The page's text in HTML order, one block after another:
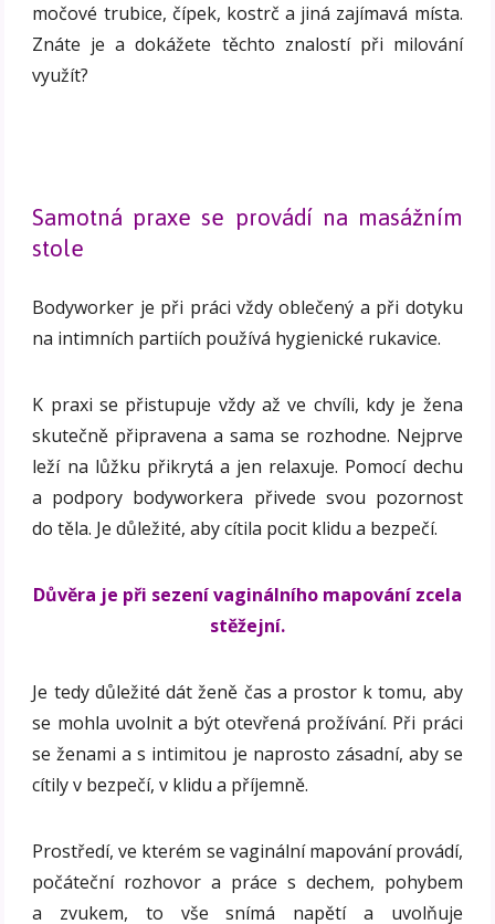
močové trubice, čípek, kostrč a jiná zajímavá místa.
Znáte je a dokážete těchto znalostí při milování
využít?
Samotná praxe se provádí na masážním
stole
Bodyworker je při práci vždy oblečený a při dotyku
na intimních partiích používá hygienické rukavice.
K praxi se přistupuje vždy až ve chvíli, kdy je žena
skutečně připravena a sama se rozhodne. Nejprve
leží na lůžku přikrytá a jen relaxuje. Pomocí dechu
a podpory bodyworkera přivede svou pozornost
do těla. Je důležité, aby cítila pocit klidu a bezpečí.
Důvěra je při sezení vaginálního mapování zcela
stěžejní.
Je tedy důležité dát ženě čas a prostor k tomu, aby
se mohla uvolnit a být otevřená prožívání. Při práci
se ženami a s intimitou je naprosto zásadní, aby se
cítily v bezpečí, v klidu a příjemně.
Prostředí, ve kterém se vaginální mapování provádí,
počáteční rozhovor a práce s dechem, pohybem
a zvukem, to vše snímá napětí a uvolňuje